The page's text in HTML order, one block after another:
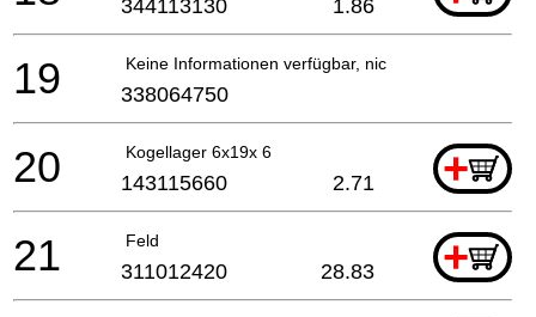
344113130 1.86
Keine Informationen verfügbar, nicht bestellbar
19 338064750
Kogellager 6x19x 6 +
20 143115660 2.71
Feld +
21 311012420 28.83